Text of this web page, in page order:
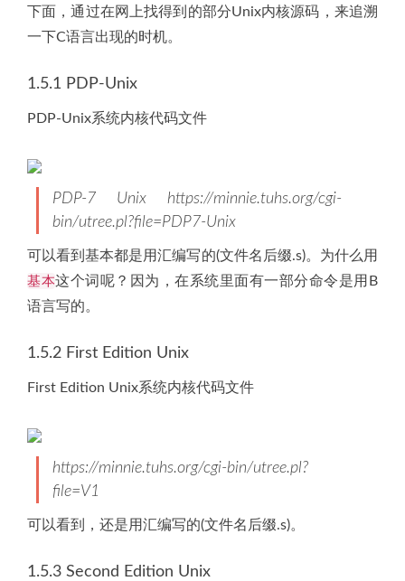
下面，通过在网上找得到的部分Unix内核源码，来追溯
一下C语言出现的时机。
1.5.1 PDP-Unix
PDP-Unix系统内核代码文件
PDP-7 Unix https://minnie.tuhs.org/cgi-
bin/utree.pl?file=PDP7-Unix
可以看到基本都是用汇编写的(文件名后缀.s)。为什么用
基本这个词呢？因为，在系统里面有一部分命令是用B
语言写的。
1.5.2 First Edition Unix
First Edition Unix系统内核代码文件
https://minnie.tuhs.org/cgi-bin/utree.pl?
file=V1
可以看到，还是用汇编写的(文件名后缀.s)。
1.5.3 Second Edition Unix